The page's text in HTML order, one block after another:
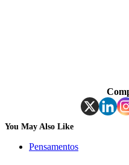
You May Also Like
Pensamentos